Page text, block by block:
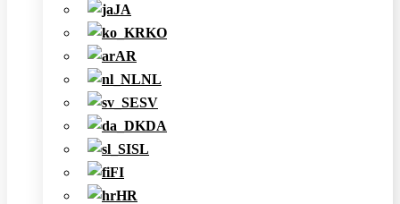
JA
KO
AR
NL
SV
DA
SL
FI
HR